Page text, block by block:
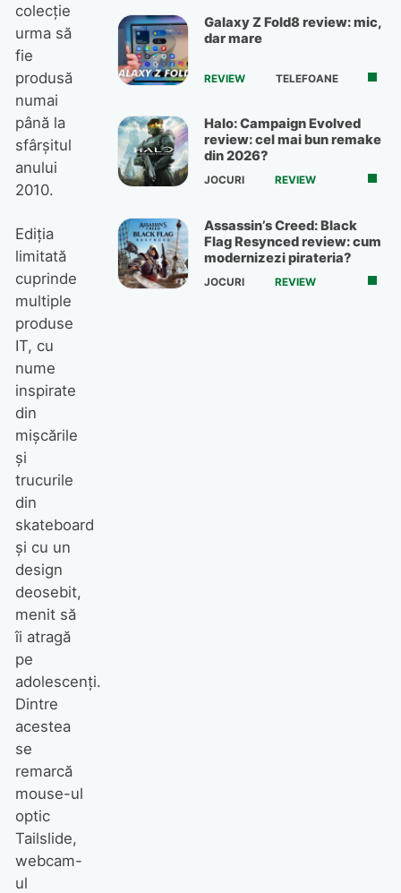
colecţie
urma să
fie
produsă
numai
până la
sfârşitul
anului
2010.
Ediţia
limitată
cuprinde
multiple
produse
IT, cu
nume
inspirate
din
mişcările
şi
trucurile
din
skateboard
şi cu un
design
deosebit,
menit să
îi atragă
pe
adolescenţi.
Dintre
acestea
se
remarcă
mouse-ul
optic
Tailslide,
webcam-
ul
Galaxy Z Fold8 review: mic,
dar mare
REVIEW TELEFOANE
Halo: Campaign Evolved
review: cel mai bun remake
din 2026?
JOCURI REVIEW
Assassin’s Creed: Black
Flag Resynced review: cum
modernizezi pirateria?
JOCURI REVIEW